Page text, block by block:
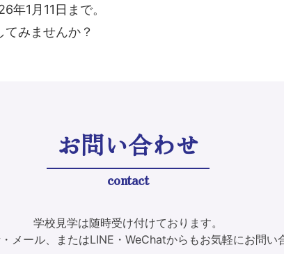
年1月11日まで。
みませんか？
お問い合わせ
contact
学校見学は随時受け付けております。
メール、またはLINE・WeChatからもお気軽にお問い